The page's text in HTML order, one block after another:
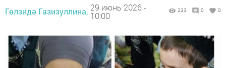
Гөлзидә Газизуллина, 29 июнь 2026 -
10:00
233 0 0